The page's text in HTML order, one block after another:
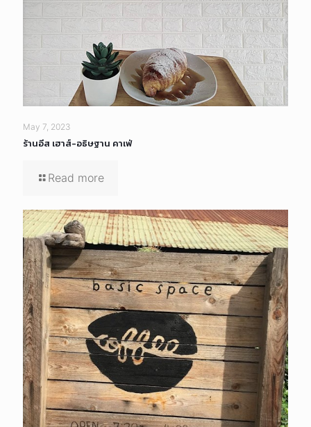
May 7, 2023
ร้านอีส เฮาส์-อธิษฐาน คาเฟ่
Read more